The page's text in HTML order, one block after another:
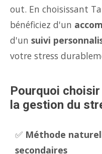
out. En choisissant
bénéficiez d'un
d'un suivi
votre stress
Pourquoi
la gestion du
✅ Méthode
secondaires